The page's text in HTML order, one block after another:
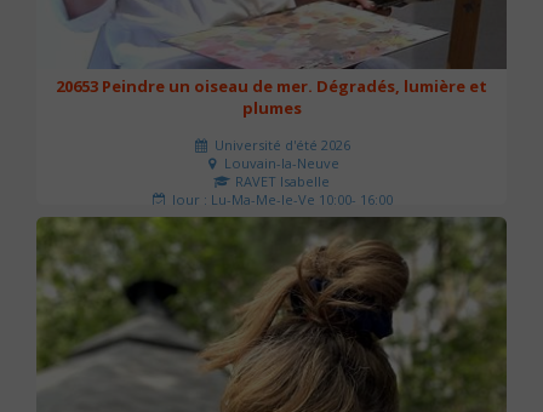
20653 Peindre un oiseau de mer. Dégradés, lumière et
plumes
Université d'été 2026
Louvain-la-Neuve
RAVET Isabelle
Jour : Lu-Ma-Me-Je-Ve 10:00- 16:00
Nombre de séances : 2